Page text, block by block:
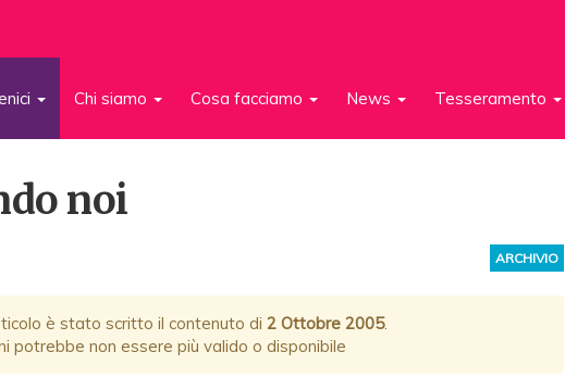
Chi siamo Cosa facciamo News Tesseramento
noi
ARCHIVIO
è stato scritto il contenuto di 2 Ottobre 2005.
potrebbe non essere più valido o disponibile